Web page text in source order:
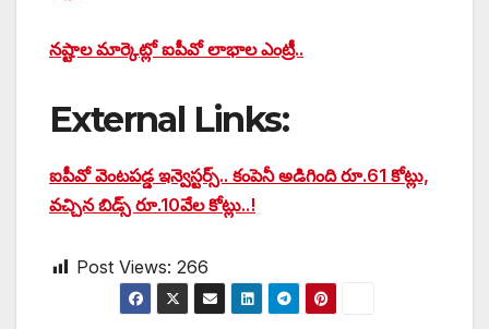
నష్టాల మార్కెట్లో ఐపీవో లాభాల ఎంట్రీ..
External Links:
ఐపీవో వెంటపడ్డ ఇన్వెస్టర్స్.. కంపెనీ అడిగింది రూ.61 కోట్లు,
వచ్చిన బిడ్స్ రూ.10వేల కోట్లు..!
Post Views: 266